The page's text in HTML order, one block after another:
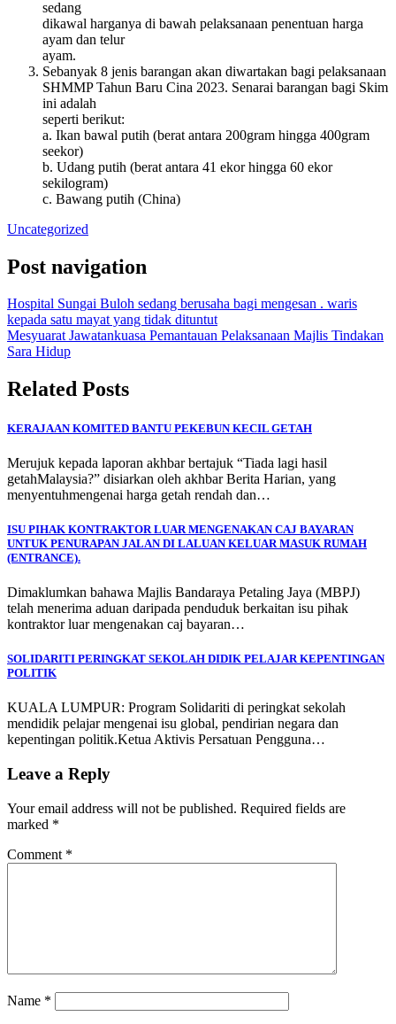
sedang
dikawal harganya di bawah pelaksanaan penentuan harga
ayam dan telur
ayam.
Sebanyak 8 jenis barangan akan diwartakan bagi pelaksanaan
SHMMP Tahun Baru Cina 2023. Senarai barangan bagi Skim
ini adalah
seperti berikut:
a. Ikan bawal putih (berat antara 200gram hingga 400gram
seekor)
b. Udang putih (berat antara 41 ekor hingga 60 ekor
sekilogram)
c. Bawang putih (China)
Uncategorized
Post navigation
Hospital Sungai Buloh sedang berusaha bagi mengesan . waris
kepada satu mayat yang tidak dituntut
Mesyuarat Jawatankuasa Pemantauan Pelaksanaan Majlis Tindakan
Sara Hidup
Related Posts
KERAJAAN KOMITED BANTU PEKEBUN KECIL GETAH
Merujuk kepada laporan akhbar bertajuk “Tiada lagi hasil
getahMalaysia?” disiarkan oleh akhbar Berita Harian, yang
menyentuhmengenai harga getah rendah dan…
ISU PIHAK KONTRAKTOR LUAR MENGENAKAN CAJ BAYARAN
UNTUK PENURAPAN JALAN DI LALUAN KELUAR MASUK RUMAH
(ENTRANCE).
Dimaklumkan bahawa Majlis Bandaraya Petaling Jaya (MBPJ)
telah menerima aduan daripada penduduk berkaitan isu pihak
kontraktor luar mengenakan caj bayaran…
SOLIDARITI PERINGKAT SEKOLAH DIDIK PELAJAR KEPENTINGAN
POLITIK
KUALA LUMPUR: Program Solidariti di peringkat sekolah
mendidik pelajar mengenai isu global, pendirian negara dan
kepentingan politik.Ketua Aktivis Persatuan Pengguna…
Leave a Reply
Your email address will not be published. Required fields are
marked *
Comment *
Name *